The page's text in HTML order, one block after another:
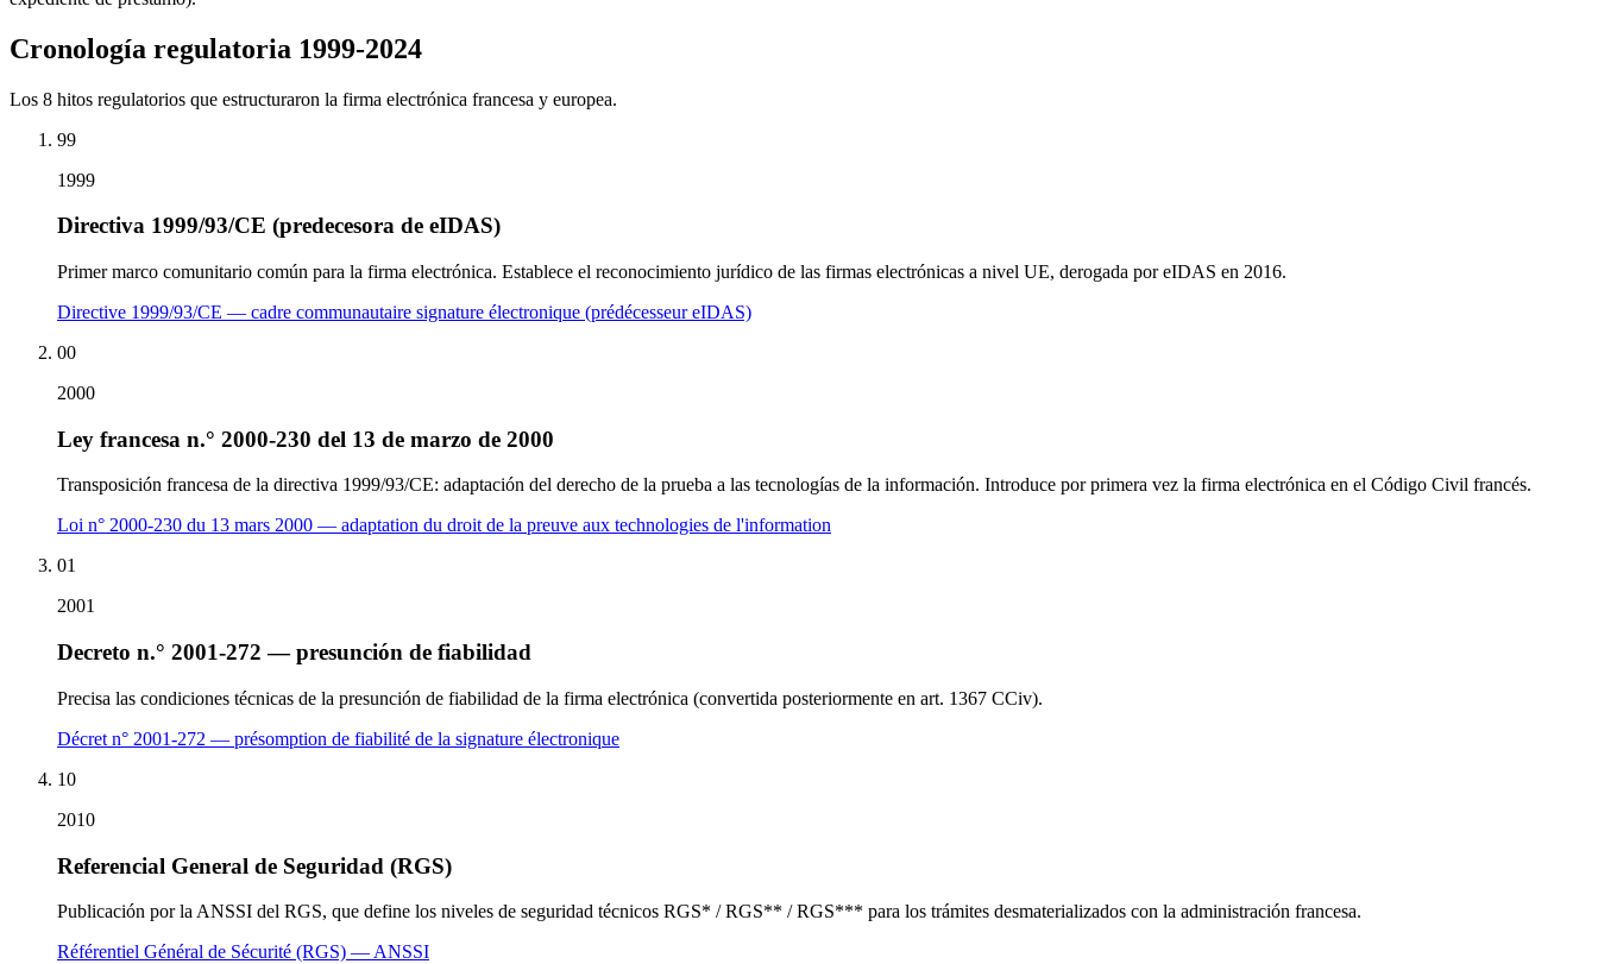
Cronología regulatoria 1999-2024
Los 8 hitos regulatorios que estructuraron la firma electrónica francesa y europea.
99
1999
Directiva 1999/93/CE (predecesora de eIDAS)
Primer marco comunitario común para la firma electrónica. Establece el reconocimiento jurídico de las firmas electrónicas a nivel UE, derogada por eIDAS en 2016.
Directive 1999/93/CE — cadre communautaire signature électronique (prédécesseur eIDAS)
00
2000
Ley francesa n.° 2000-230 del 13 de marzo de 2000
Transposición francesa de la directiva 1999/93/CE: adaptación del derecho de la prueba a las tecnologías de la información. Introduce por primera vez la firma electrónica en el Código Civil francés.
Loi n° 2000-230 du 13 mars 2000 — adaptation du droit de la preuve aux technologies de l'information
01
2001
Decreto n.° 2001-272 — presunción de fiabilidad
Precisa las condiciones técnicas de la presunción de fiabilidad de la firma electrónica (convertida posteriormente en art. 1367 CCiv).
Décret n° 2001-272 — présomption de fiabilité de la signature électronique
10
2010
Referencial General de Seguridad (RGS)
Publicación por la ANSSI del RGS, que define los niveles de seguridad técnicos RGS* / RGS** / RGS*** para los trámites desmaterializados con la administración francesa.
Référentiel Général de Sécurité (RGS) — ANSSI